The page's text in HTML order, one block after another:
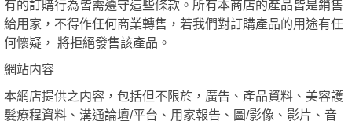
有的訂購行為皆需遵守這些條款。所有本商店的產品皆是銷售
給用家，不得作任何商業轉售，若我們對訂購產品的用途有任
何懷疑， 將拒絕發售該產品。
網站内容
本網店提供之内容，包括但不限於，廣告、產品資料、美容護
髮療程資料、溝通論壇/平台、用家報告、圖/影像、影片、音